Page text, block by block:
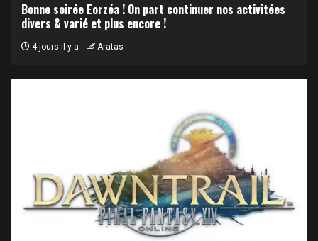
Bonne soirée Eorzéa ! On part continuer nos activitées
divers & varié et plus encore !
4 jours il y a Aratas